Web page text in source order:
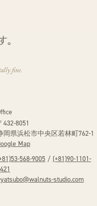
。
fine.
432-8051
岡県浜松市中央区若林町762-1
Map
568-9005/ (+81)90-1101-
studio.com